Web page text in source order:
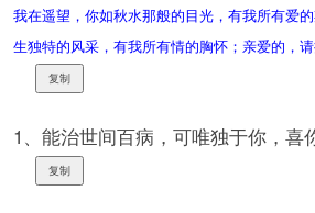
我在遥望，你如秋水那般的目光，有我所有爱
生独特的风采，有我所有情的胸怀；亲爱的，请
复制
1、能治世间百病，可唯独于你，喜
复制